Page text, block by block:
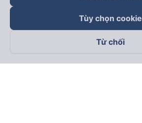
Theo dõi chúng tôi trên
Tùy chọn cookie
Từ chối